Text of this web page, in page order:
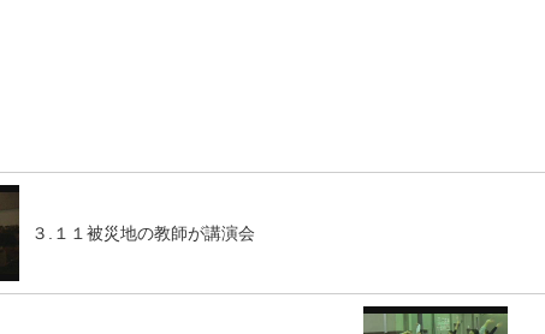
３.１１被災地の教師が講演会